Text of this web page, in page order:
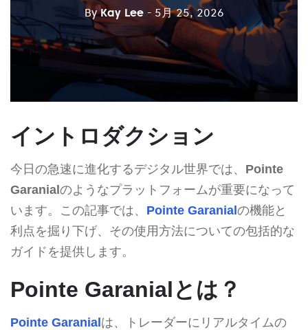
ByKay Lee - 5月 25, 2026
イントロダクション
今日の急速に進化するデジタル世界では、 Pointe
Garanialのようなプラットフォームが重要になって
います。この記事では、 Pointe Garanialの機能と
利点を掘り下げ、その使用方法についての包括的な
ガイドを提供します。
Pointe Garanialとは？
Pointe Garanialは、トレーダーにリアルタイムの